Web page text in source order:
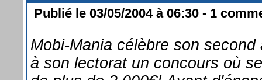
Publié le 03/05/2004 à 06:30 - 1
Mobi-Mania célèbre son
à son lectorat un concours où